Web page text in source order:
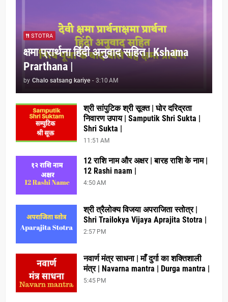
STOTRA
क्षमा प्रार्थना हिंदी अनुवाद सहित | Kshama
Prarthana |
by Chalo satsang kariye - 3:10 AM
श्री सांपुटिक श्री सूक्त | घोर दरिद्रता
निवारण उपाय | Samputik Shri Sukta |
Shri Sukta |
11:51 AM
12 राशि नाम और अक्षर | बारह राशि के नाम |
12 Rashi naam |
4:50 AM
श्री त्रैलोक्य विजया अपराजिता स्तोत्र |
Shri Trailokya Vijaya Aprajita Stotra |
2:57 PM
नवार्ण मंत्र साधना | माँ दुर्गा का शक्तिशाली
मंत्र | Navarna mantra | Durga mantra |
5:45 PM